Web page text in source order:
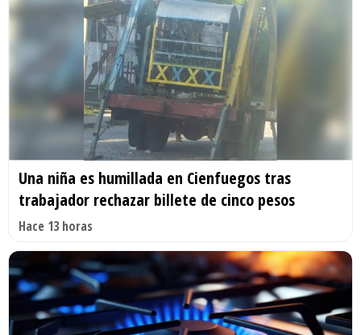
Una niña es humillada en Cienfuegos tras
trabajador rechazar billete de cinco pesos
Hace 13 horas